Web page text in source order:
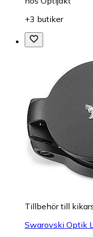
+3 butiker
Tillbehör till
Swarovski Optik